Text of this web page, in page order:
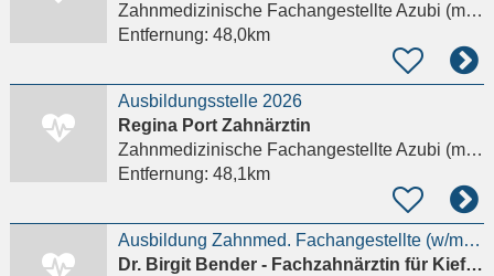
Zahnmedizinische Fachangestellte Azubi (m/w/d)
Entfernung: 48,0km
Ausbildungsstelle 2026
Regina Port Zahnärztin
Zahnmedizinische Fachangestellte Azubi (m/w/d)
Entfernung: 48,1km
Ausbildung Zahnmed. Fachangestellte (w/m/d) ab September 2026
Dr. Birgit Bender - Fachzahnärztin für Kieferorthopädie